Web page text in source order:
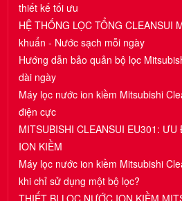
thiết kế tối ưu
HỆ THỐNG LỌC TỔNG CLEANSUI
khuẩn - Nước sạch mỗi ngày
Hướng dẫn bảo quản bộ lọc
dài ngày
Máy lọc nước ion kiềm Mitsubishi
điện cực
MITSUBISHI CLEANSUI EU301:
ION KIỀM
Máy lọc nước ion kiềm Mitsubishi
khi chỉ sử dụng một bộ lọc?
THIẾT BỊ LỌC NƯỚC ION KIỀM